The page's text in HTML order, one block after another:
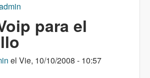
para el
el Vie, 10/10/2008 - 10:57